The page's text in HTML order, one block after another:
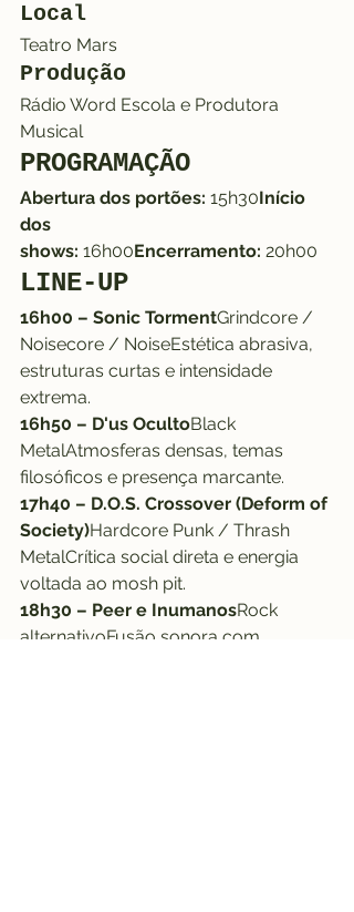
Local
Teatro Mars
Produção
Rádio Word Escola e Produtora
Musical
PROGRAMAÇÃO
Abertura dos portões: 15h30Início
dos
shows: 16h00Encerramento: 20h00
LINE-UP
16h00 – Sonic TormentGrindcore /
Noisecore / NoiseEstética abrasiva,
estruturas curtas e intensidade
extrema.
16h50 – D'us OcultoBlack
MetalAtmosferas densas, temas
filosóficos e presença marcante.
17h40 – D.O.S. Crossover (Deform of
Society)Hardcore Punk / Thrash
MetalCrítica social direta e energia
voltada ao mosh pit.
18h30 – Peer e InumanosRock
alternativoFusão sonora com